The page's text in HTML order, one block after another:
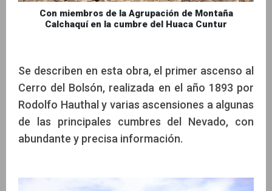
Con miembros de la Agrupación de Montaña
Calchaquí en la cumbre del Huaca Cuntur
Se describen en esta obra, el primer ascenso al
Cerro del Bolsón, realizada en el año 1893 por
Rodolfo Hauthal y varias ascensiones a algunas
de las principales cumbres del Nevado, con
abundante y precisa información.